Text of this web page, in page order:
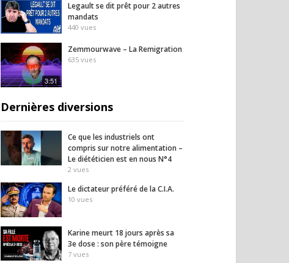
Legault se dit prêt pour 2 autres
mandats
440 vues
3:51
Zemmourwave – La Remigration
635 vues
Dernières diversions
Ce que les industriels ont
compris sur notre alimentation –
Le diététicien est en nous N°4
2 vues
Le dictateur préféré de la C.I.A.
10 vues
Karine meurt 18 jours après sa
3e dose : son père témoigne
7 vues